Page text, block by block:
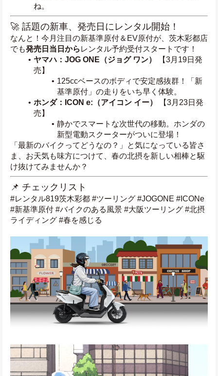
ね。
🚀 話題の新車、発売日にレンタル開始！
なんと！今月注目の新基準原付＆EV原付が、茨木彩都店
でも発売日当日から レンタル予約受付スタートです！
ヤマハ：JOG ONE（ジョグ ワン）
【3月19日発
売】
125ccベースのボディで安定感抜群！「新
基準原付」の走りをいち早く体験。
ホンダ：ICON e:（アイコン イー）
【3月23日発
売】
静かでスマートな次世代の移動。ホンダの
新型電動スクーターがついに登場！
「最新のバイクってどうなの？」と気になっている皆さ
ま、お天気も味方につけて、春の北摂を新しい相棒と駆
け抜けてみませんか？
📌 チェックリスト
#レンタル819茨木彩都 #ツーリング #JOGONE #ICONe
#新基準原付 #バイクのある風景 #大阪ツーリング #北摂
ライディング #春を感じる